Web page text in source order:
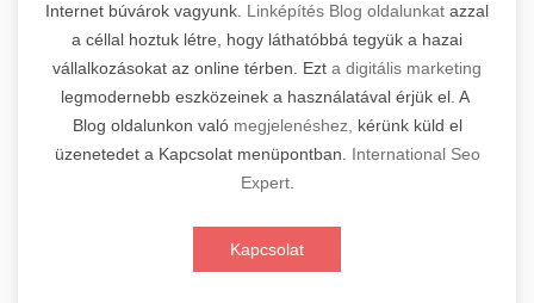
Internet búvárok vagyunk. Linképítés Blog oldalunkat azzal
a céllal hoztuk létre, hogy láthatóbbá tegyük a hazai
vállalkozásokat az online térben. Ezt a digitális marketing
legmodernebb eszközeinek a használatával érjük el. A
Blog oldalunkon való megjelenéshez,
kérünk küld el
üzenetedet a Kapcsolat menüpontban. International Seo
Expert.
Kapcsolat